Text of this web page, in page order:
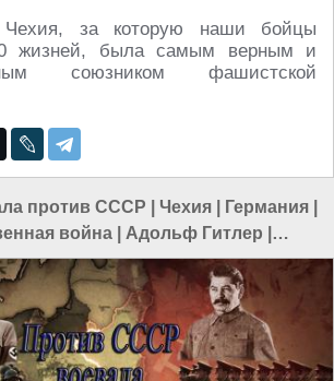
за которую наши бойцы
жизней, была самым верным и
союзником фашистской
против СССР Чехия Германия
война
Адольф Гитлер
|Прага